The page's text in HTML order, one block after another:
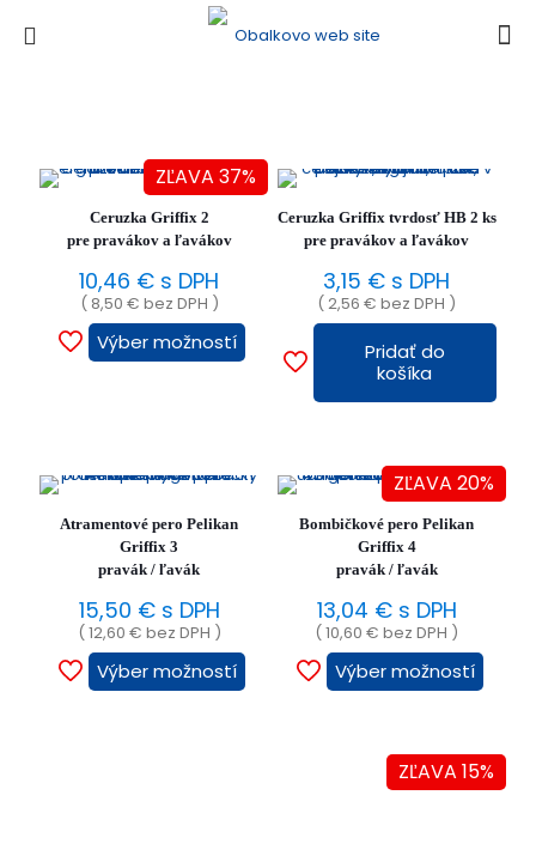
ZĽAVA 37%
Ceruzka Griffix 2
pre pravákov a ľavákov
10,46 € s DPH
( 8,50 € bez DPH )
Výber možností Tento
produkt
si
produktu.
Ceruzka Griffix tvrdosť HB 2 ks
pre pravákov a ľavákov
3,15 € s DPH
(2,56€ bez DPH )
Pridať do
košíka
Atramentové pero Pelikan
Griffix 3
pravák / ľavák
15,50 €s DPH
(12,60 € bez DPH )
Výber možností Tento
ZĽAVA 20%
Bombičkové pero Pelikan
Griffix 4
pravák / ľavák
13,04 €s DPH
(10,60€ bez DPH )
Výber možností Tento
ZĽAVA 15%